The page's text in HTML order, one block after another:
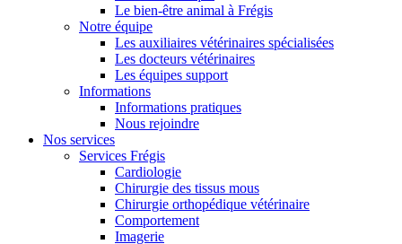
Le bien-être animal à Frégis
Notre équipe
Les auxiliaires vétérinaires spécialisées
Les docteurs vétérinaires
Les équipes support
Informations
Informations pratiques
Nous rejoindre
Nos services
Services Frégis
Cardiologie
Chirurgie des tissus mous
Chirurgie orthopédique vétérinaire
Comportement
Imagerie